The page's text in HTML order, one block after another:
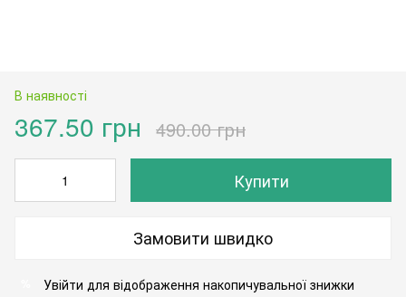
В наявності
367.50 грн 490.00 грн
Купити
Замовити швидко
Увійти для відображення накопичувальної знижки